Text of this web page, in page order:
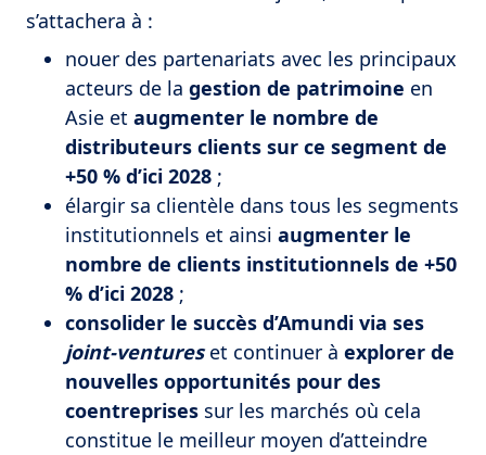
s’attachera à :
nouer des partenariats avec les principaux
acteurs de la gestion de patrimoine en
Asie et augmenter le nombre de
distributeurs clients sur ce segment de
+50 % d’ici 2028 ;
élargir sa clientèle dans tous les segments
institutionnels et ainsi augmenter le
nombre de clients institutionnels de +50
% d’ici 2028 ;
consolider le succès d’Amundi via ses
joint-ventureset continuer à explorer de
nouvelles opportunités pour des
coentreprises sur les marchés où cela
constitue le meilleur moyen d’atteindre